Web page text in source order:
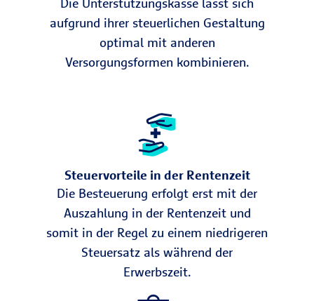
aufgrund ihrer steuerlichen Gestaltung
optimal mit anderen
Versorgungsformen kombinieren.
Steuervorteile in der Rentenzeit
Die Besteuerung erfolgt erst mit der
Auszahlung in der Rentenzeit und
somit in der Regel zu einem niedrigeren
Steuersatz als während der
Erwerbszeit.